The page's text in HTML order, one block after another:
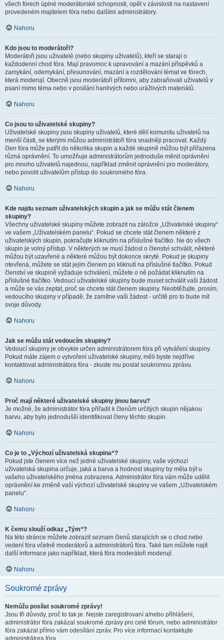
všech fórech úplné moderátorské schopnosti, opět v závislosti na nastavení
provedeném majitelem fóra nebo dalšími administrátory.
Nahoru
Kdo jsou to moderátoři?
Moderátoři jsou uživatelé (nebo skupiny uživatelů), kteří se starají o
každodenní chod fóra. Mají pravomoc k upravování a mazání příspěvků a
zamykání, odemykání, přesunování, mazání a rozdělování témat ve fórech,
která moderují. Obecně jsou moderátoři přítomni, aby zabraňovali uživatelů v
psaní mimo téma nebo v posílání hanlivých nebo urážlivých materiálů.
Nahoru
Co jsou to uživatelské skupiny?
Uživatelské skupiny jsou skupiny uživatelů, které dělí komunitu uživatelů na
menší části, se kterými můžou administrátoři fóra snadněji pracovat. Každý
člen fóra může patřit do několika skupin a každé skupině můžou být přiřazena
různá oprávnění. To umožňuje administrátorům jednoduše měnit oprávnění
pro mnoho uživatelů najednou, například změnit oprávnění pro moderátory,
nebo povolit uživatelům přístup do soukromého fóra.
Nahoru
Kde najdu seznam uživatelských skupin a jak se můžu stát členem
skupiny?
Všechny uživatelské skupiny můžete zobrazit na záložce „Uživatelské skupiny“
ve vašem „Uživatelském panelu“. Pokud se chcete stát členem některé z
uživatelských skupin, pokračujte kliknutím na příslušné tlačítko. Ne do všech
skupin je volný přístup. V některých se musí žádost o členství schválit, některé
můžou být uzavřené a některé můžou být dokonce skryté. Pokud je skupiny
otevřená, můžete se stát jejím členem po kliknutí na příslušné tlačítko. Pokud
členství ve skupině vyžaduje schválení, můžete o ně požádat kliknutím na
příslušné tlačítko. Vedoucí uživatelské skupiny bude muset schválit vaši žádost
a může se vás zeptat, proč se chcete stát členem skupiny. Neobtěžujte, prosím,
vedoucího skupiny v případě, že zamítne vaši žádost - určitě pro to bude mít
svoje důvody.
Nahoru
Jak se můžu stát vedoucím skupiny?
Vedoucí skupiny je obvykle určen administrátorem fóra při vytváření skupiny.
Pokud máte zájem o vytvoření uživatelské skupiny, měli byste nejdříve
kontaktovat administrátora fóra - zkuste mu poslat soukromou zprávu.
Nahoru
Proč mají některé uživatelské skupiny jinou barvu?
Je možné, že administrátor fóra přiřadil k členům určitých skupin nějakou
barvu, aby bylo jednodušší identifikovat členy těchto skupin.
Nahoru
Co je to „Výchozí uživatelská skupina“?
Pokud jste členem více než jedné uživatelské skupiny, vaše výchozí
uživatelská skupina určuje, jaká a barva a hodnost skupiny by měla být u
vašeho uživatelského jména zobrazena. Administrátor fóra vám může udělit
oprávnění ke změně vaší výchozí uživatelské skupiny ve vašem „Uživatelském
panelu“.
Nahoru
K čemu slouží odkaz „Tým“?
Na této stránce můžete zobrazit seznam členů starajících se o chod nebo
vedení fóra včetně moderátorů a administrátorů fóra. Také tam můžete najít
další informace jako například, která fóra moderátoři moderují.
Nahoru
Soukromé zprávy
Nemůžu posílat soukromé zprávy!
Jsou tři důvody, proč to tak je. Nejste zaregistrovaní a/nebo přihlášení,
administrátor fóra zakázal soukromé zprávy pro celé fórum, nebo administrátor
fóra zakázal přímo vám odesílání zpráv. Pro více informací kontaktujte
administrátora fóra.